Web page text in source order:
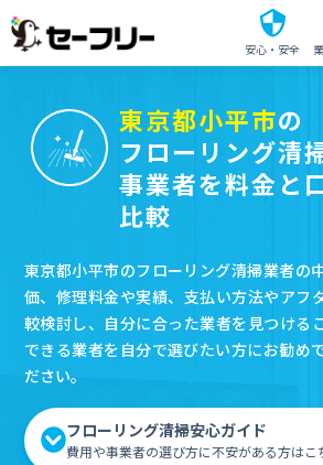
安心・安全
東京都小平市の
フローリング清
事業者を料金と
比較
東京都小平市のフローリング清掃業者の
価、修理料金や実績、支払い方法やアフ
較検討し、自分に合った業者を見つける
できる業者を自分で選びたい方にお勧め
ださい。
フローリング清掃安心ガイド
費用や事業者の選び方に不安がある方はこ